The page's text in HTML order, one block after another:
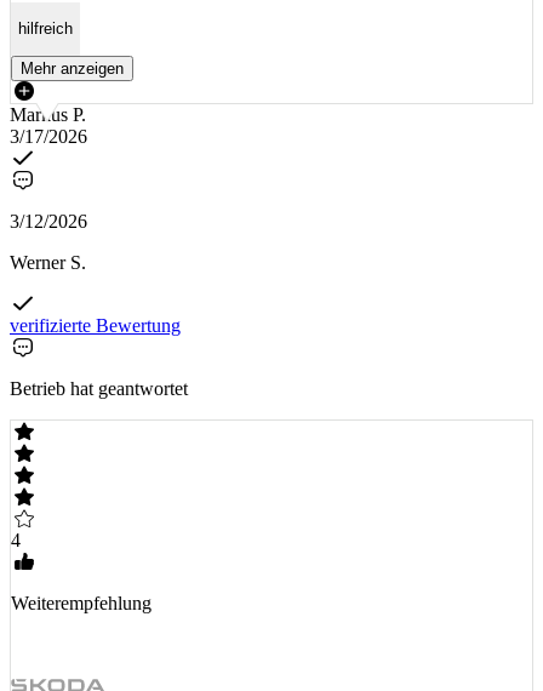
hilfreich
Mehr anzeigen
Markus P.
3/17/2026
3/12/2026
Werner S.
verifizierte Bewertung
Betrieb hat geantwortet
4
Weiterempfehlung